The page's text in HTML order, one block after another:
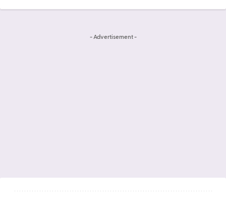
- Advertisement -